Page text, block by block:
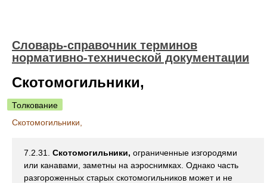
Словарь-справочник терминов
нормативно-технической документации
Скотомогильники,
Толкование
Скотомогильники,
7.2.31. Скотомогильники, ограниченные изгородями
или канавами, заметны на аэроснимках. Однако часть
разгороженных старых скотомогильников может и не